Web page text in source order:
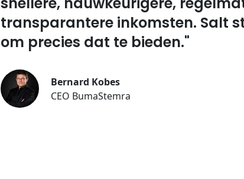
transparantere inkomsten. Salt
om precies dat te bieden."
Bernard Kobes
CEO BumaStemra